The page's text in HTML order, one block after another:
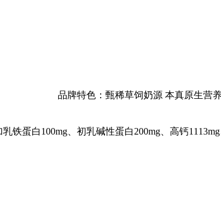
品牌特色：甄稀草饲奶源 本真原生营
蛋白100mg、初乳碱性蛋白200mg、高钙